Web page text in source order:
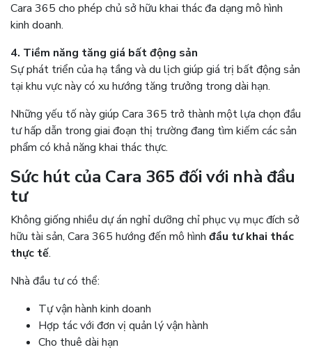
Cara 365 cho phép chủ sở hữu khai thác đa dạng mô hình
kinh doanh.
4. Tiềm năng tăng giá bất động sản
Sự phát triển của hạ tầng và du lịch giúp giá trị bất động sản
tại khu vực này có xu hướng tăng trưởng trong dài hạn.
Những yếu tố này giúp Cara 365 trở thành một lựa chọn đầu
tư hấp dẫn trong giai đoạn thị trường đang tìm kiếm các sản
phẩm có khả năng khai thác thực.
Sức hút của Cara 365 đối với nhà đầu
tư
Không giống nhiều dự án nghỉ dưỡng chỉ phục vụ mục đích sở
hữu tài sản, Cara 365 hướng đến mô hình đầu tư khai thác
thực tế.
Nhà đầu tư có thể:
Tự vận hành kinh doanh
Hợp tác với đơn vị quản lý vận hành
Cho thuê dài hạn